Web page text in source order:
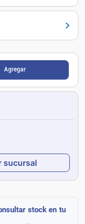
Agregar
sucursal
stock en tu